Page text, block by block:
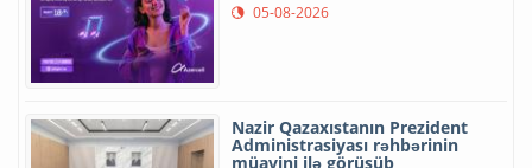
05-08-2026
Nazir Qazaxıstanın Prezident
Administrasiyası rəhbərinin
müavini ilə görüşüb